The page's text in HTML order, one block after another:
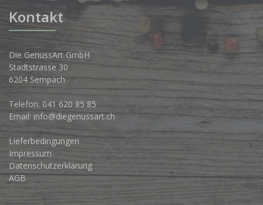
Kontakt
Die GenussArt GmbH
Stadtstrasse 30
6204 Sempach
Telefon: 041 620 85 85
Email: info@diegenussart.ch
Lieferbedingungen
Impressum
Datenschutzerklärung
AGB